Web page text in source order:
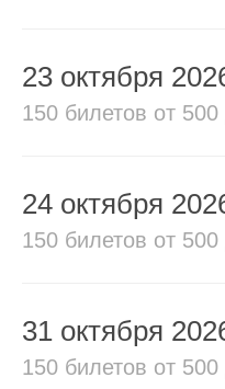
23 октября
150 билетов от
24 октября
150 билетов от
31 октября
150 билетов от